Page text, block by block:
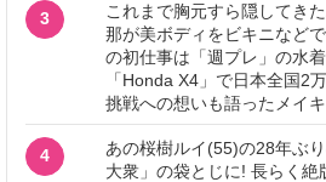
3
これまで胸元すら隠してき
那が美ボディをビキニなど
の初仕事は「週プレ」の水
「Honda X4」で日本全国2
挑戦への想いも語ったメイ
4
あの桜樹ルイ(55)の28年ぶ
大衆」の袋とじに! 長らく